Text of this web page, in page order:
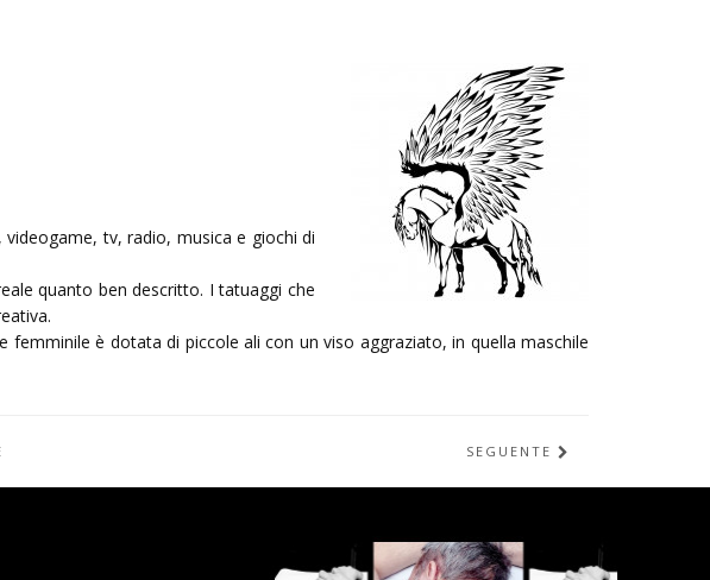
tv, radio, musica e giochi di
quanto ben descritto. I tatuaggi che
è dotata di piccole ali con un viso aggraziato, in quella maschile
SEGUENTE